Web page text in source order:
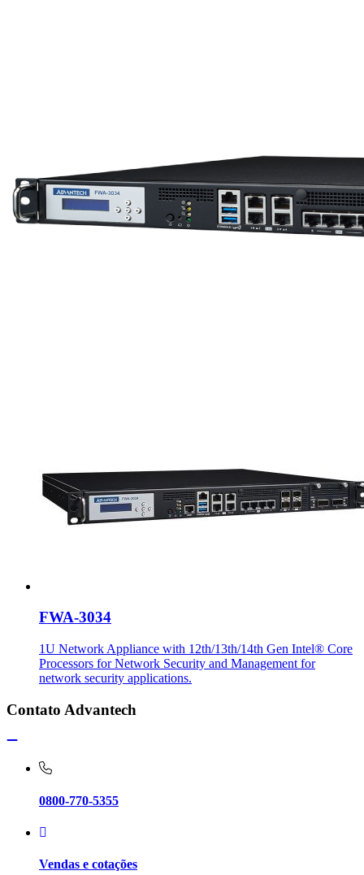
FWA-3034
1U Network Appliance with 12th/13th/14th Gen Intel® Core
Processors for Network Security and Management for
network security applications.
Contato Advantech
0800-770-5355
Vendas e cotações